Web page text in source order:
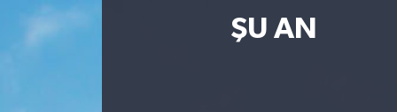
ŞU AN
Son Dakika Haberleri